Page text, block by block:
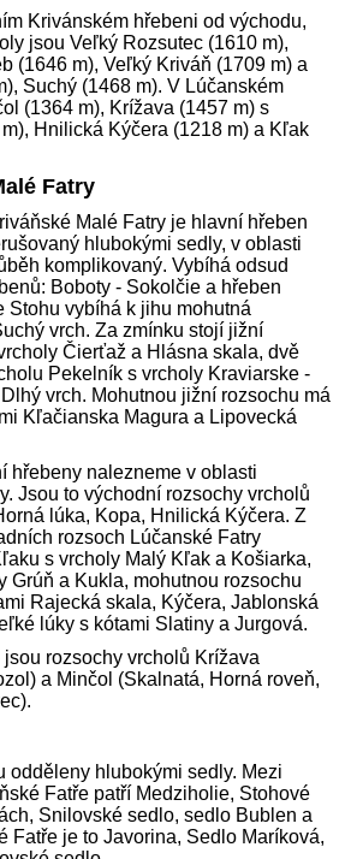
Krivánském hřebeni od východu,
jsou Veľký Rozsutec (1610 m),
(1646 m), Veľký Kriváň (1709 m) a
Suchý (1468 m). V Lúčanském
(1364 m), Krížava (1457 m) s
Hnilická Kýčera (1218 m) a Kľak
Fatry
Malé Fatry je hlavní hřeben
hlubokými sedly, v oblasti
komplikovaný. Vybíhá odsud
Boboty - Sokolčie a hřeben
Stohu vybíhá k jihu mohutná
vrch. Za zmínku stojí jižní
Čierťaž a Hlásna skala, dvě
Pekelník s vrcholy Kraviarske -
vrch. Mohutnou jižní rozsochu má
Kľačianska Magura a Lipovecká
hřebeny nalezneme v oblasti
Jsou to východní rozsochy vrcholů
lúka, Kopa, Hnilická Kýčera. Z
rozsoch Lúčanské Fatry
s vrcholy Malý Kľak a Košiarka,
Grúň a Kukla, mohutnou rozsochu
Rajecká skala, Kýčera, Jablonská
lúky s kótami Slatiny a Jurgová.
rozsochy vrcholů Krížava
a Minčol (Skalnatá, Horná roveň,
odděleny hlubokými sedly. Mezi
Fatře patří Medziholie, Stohové
Snilovské sedlo, sedlo Bublen a
Fatře je to Javorina, Sedlo Maríková,